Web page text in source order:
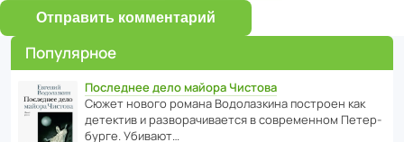
Отправить комментарий
Популярное
Последнее дело майора Чистова
Сюжет нового романа Водо­ла­з­кина пост­роен как
дете­ктив и разво­ра­чи­ва­ется в совре­менном Пете­р­
бурге. Убивают…